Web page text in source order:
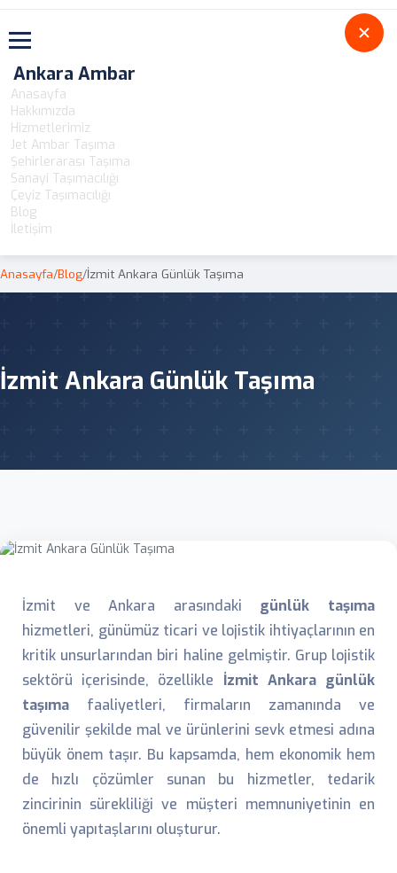
Toggle navigation
Ankara Ambar
Anasayfa
Hakkımızda
Hizmetlerimiz
Jet Ambar Taşıma
Şehirlerarası Taşıma
Sanayi Taşımacılığı
Çeyiz Taşımacılığı
Blog
İletişim
Anasayfa/Blog/İzmit Ankara Günlük Taşıma
İzmit Ankara Günlük Taşıma
İzmit ve Ankara arasındaki günlük taşıma
hizmetleri, günümüz ticari ve lojistik ihtiyaçlarının en
kritik unsurlarından biri haline gelmiştir. Grup lojistik
sektörü içerisinde, özellikle İzmit Ankara günlük
taşıma faaliyetleri, firmaların zamanında ve
güvenilir şekilde mal ve ürünlerini sevk etmesi adına
büyük önem taşır. Bu kapsamda, hem ekonomik hem
de hızlı çözümler sunan bu hizmetler, tedarik
zincirinin sürekliliği ve müşteri memnuniyetinin en
önemli yapıtaşlarını oluşturur.